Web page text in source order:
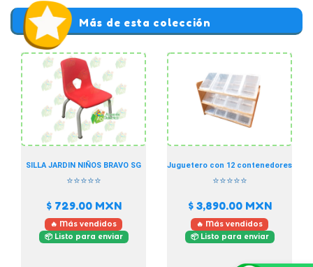
Más de esta colección
SILLA JARDIN NIÑOS BRAVO SG
⭐⭐⭐⭐⭐
$ 729.00MXN
🔥 Más vendidos
📦 Listo para enviar
Juguetero con 12 contenedores
⭐⭐⭐⭐⭐
$ 3,890.00MXN
🔥 Más vendidos
📦 Listo para enviar